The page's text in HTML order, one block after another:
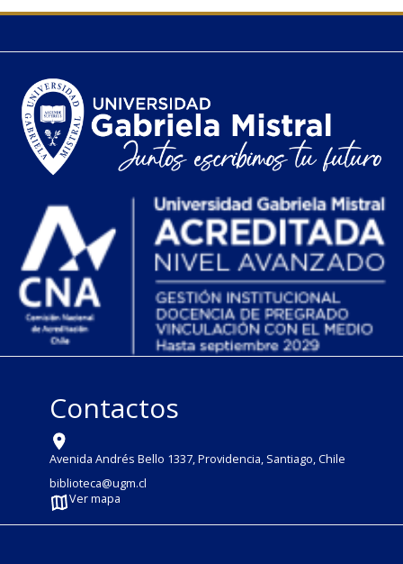
Contactos
Avenida Andrés Bello 1337, Providencia, Santiago, Chile
biblioteca@ugm.cl
Ver mapa